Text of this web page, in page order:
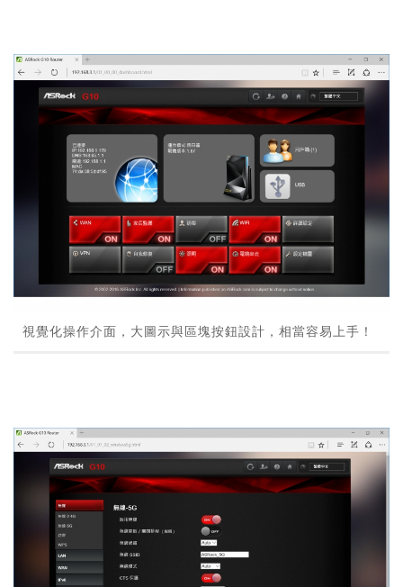
視覺化操作介面，大圖示與區塊按鈕設計，相當容易上手！